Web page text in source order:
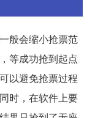
般会缩小抢票范
等成功抢到起点
以避免抢票过程
时，在软件上要